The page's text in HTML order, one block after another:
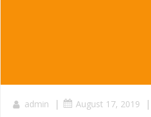
admin | August 17, 2019 |